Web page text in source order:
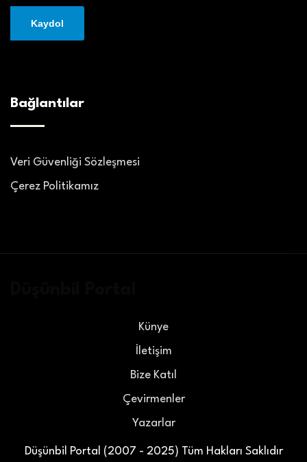
Bağlantılar
Veri Güvenliği Sözleşmesi
Çerez Politikamız
Düşünbil Portal (2007 - 2025) Tüm Hakları Saklıdır
Künye
İletişim
Bize Katıl
Çevirmenler
Yazarlar